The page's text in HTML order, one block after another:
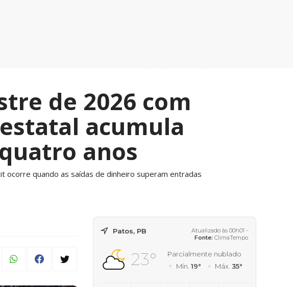
de 2026 com
acumula
anos
quando as saídas de dinheiro superam entradas
Patos, PB
Atualizado às 00h01 -
Fonte: ClimaTempo
23°
Parcialmente nublado
Mín. 19° Máx. 35°